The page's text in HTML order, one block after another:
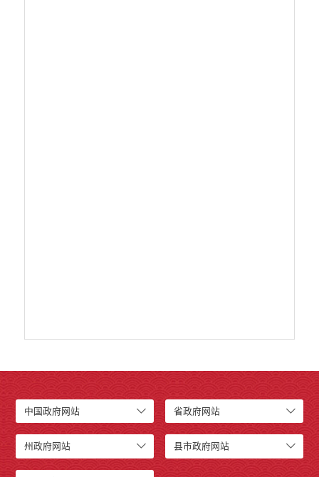
中国政府网站 省政府网站
州政府网站 县市政府网站